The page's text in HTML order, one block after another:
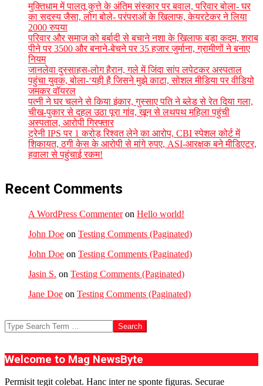
मुक्तिधाम में पालतू कुत्ते के अंतिम संस्कार पर बवाल, परिवार बोला- घर
का सदस्य जैसा, लोग बोले- परंपराओं के खिलाफ, केयरटेकर ने लिया
2000 रुपया
परिवार और समाज को बर्बादी से बचाने नशा के खिलाफ बड़ा कदम, शराब
पीने पर 3500 और बनाने-बेचने पर 35 हजार जुर्माना, ग्रामीणों ने बनाए
नियम
जानलेवा दुस्साहस-लोग हैरान, गले में जिंदा सांप लपेटकर अस्पताल
पहुंचा युवक, बोला-‘यही है जिसने मुझे काटा, सोशल मीडिया पर वीडियो
जमकर वॉयरल
पत्नी ने घर चलने से किया इंकार, गुस्साए पति ने ब्लेड से रेत दिया गला,
चीख-पुकार से दहल उठा पूरा गांव, खून से लथपथ महिला पहुंची
अस्पताल, आरोपी गिरफ्तार
ट्रेनी IPS पर 1 करोड़ रिश्वत लेने का आरोप, CBI स्पेशल कोर्ट में
शिकायत, ठगी केस के आरोपी से मांगे रुपए, ASI-आरक्षक बने मीडिएटर,
हवाला से पहुंचाई रकम!
Recent Comments
A WordPress Commenteron Hello world!
John Doe on Testing Comments (Paginated)
John Doe on Testing Comments (Paginated)
Jasin S. on Testing Comments (Paginated)
Jane Doe on Testing Comments (Paginated)
Search
Welcome to Mag NewsByte
Permisit tegit colebat. Hanc inter ne sponte figuras. Securae